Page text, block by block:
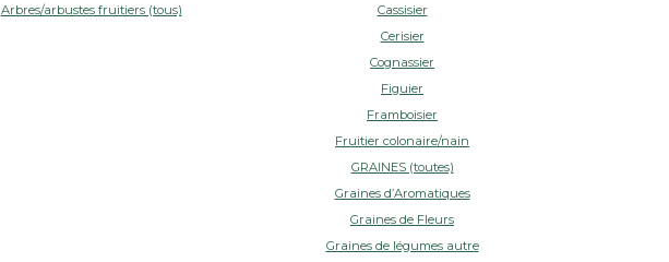
Arbres/arbustes fruitiers (tous)
Cassisier
Cerisier
Cognassier
Figuier
Framboisier
Fruitier colonaire/nain
GRAINES (toutes)
Graines d’Aromatiques
Graines de Fleurs
Graines de légumes autre